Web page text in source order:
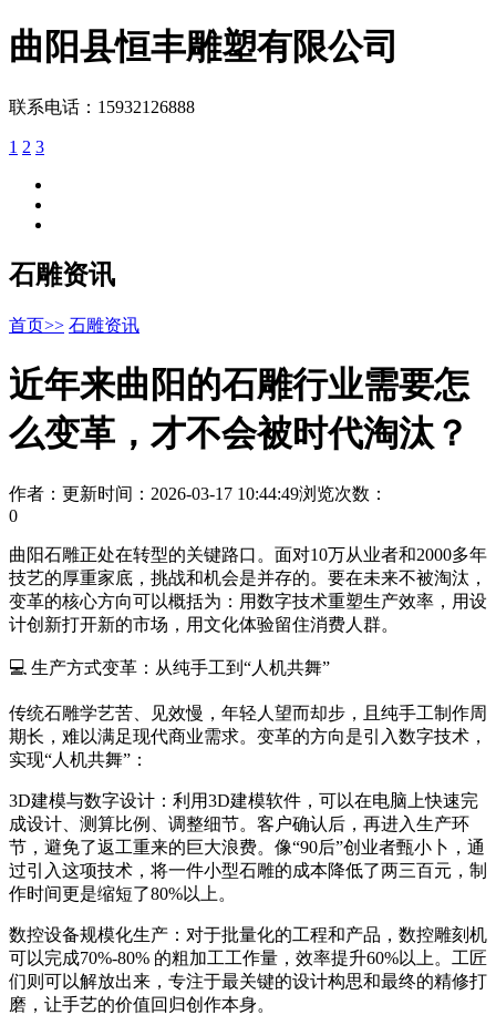
曲阳县恒丰雕塑有限公司
联系电话：15932126888
1 2 3
石雕资讯
首页>> 石雕资讯
近年来曲阳的石雕行业需要怎
么变革，才不会被时代淘汰？
作者： 更新时间：2026-03-17 10:44:49浏览次数：
0
曲阳石雕正处在转型的关键路口。面对10万从业者和2000多年
技艺的厚重家底，挑战和机会是并存的。要在未来不被淘汰，
变革的核心方向可以概括为：用数字技术重塑生产效率，用设
计创新打开新的市场，用文化体验留住消费人群。
💻 生产方式变革：从纯手工到“人机共舞”
传统石雕学艺苦、见效慢，年轻人望而却步，且纯手工制作周
期长，难以满足现代商业需求。变革的方向是引入数字技术，
实现“人机共舞”：
3D建模与数字设计：利用3D建模软件，可以在电脑上快速完
成设计、测算比例、调整细节。客户确认后，再进入生产环
节，避免了返工重来的巨大浪费。像“90后”创业者甄小卜，通
过引入这项技术，将一件小型石雕的成本降低了两三百元，制
作时间更是缩短了80%以上。
数控设备规模化生产：对于批量化的工程和产品，数控雕刻机
可以完成70%-80% 的粗加工工作量，效率提升60%以上。工匠
们则可以解放出来，专注于最关键的设计构思和最终的精修打
磨，让手艺的价值回归创作本身。